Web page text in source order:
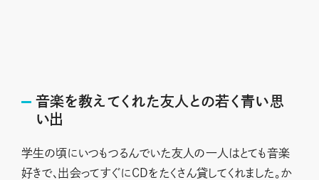
音楽を教えてくれた友人との若く青い思
い出
学生の頃にいつもつるんでいた友人の一人はとても音楽
好きで、出会ってすぐにCDをたくさん貸してくれました。か